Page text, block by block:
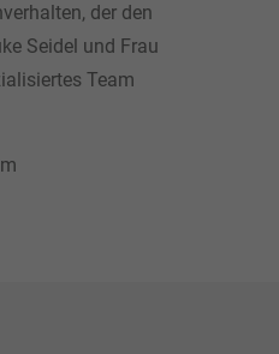
der den
Seidel und Frau
Team